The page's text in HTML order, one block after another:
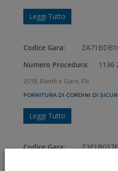
Leggi Tutto
Codice Gara:
Numero Procedura:
1136
2018, Bandi e Gare, FN
FORNITURA DI CORDINI DI
Leggi Tutto
Codice Gara: